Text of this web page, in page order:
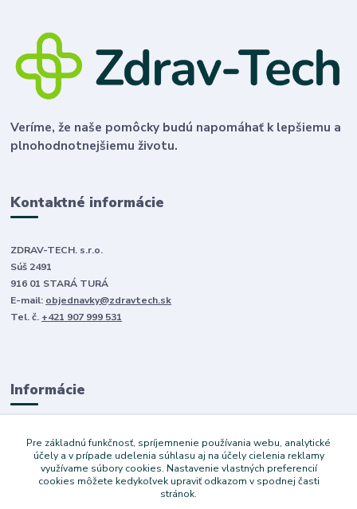
Veríme, že naše pomôcky budú napomáhať k lepšiemu a
plnohodnotnejšiemu životu.
Kontaktné informácie
ZDRAV-TECH. s.r.o.
Súš 2491
916 01 STARÁ TURÁ
E-mail: objednavky@zdravtech.sk
Tel. č. +421 907 999 531
Informácie
O nás
Obchodné podmienky
Ochrana súkromia
Služby
Pre základnú funkčnosť, spríjemnenie používania webu, analytické
účely a v prípade udelenia súhlasu aj na účely cielenia reklamy
využívame súbory cookies. Nastavenie vlastných preferencií
cookies môžete kedykoľvek upraviť odkazom v spodnej časti
stránok.